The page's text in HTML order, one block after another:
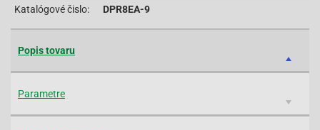
Katalógové čislo: DPR8EA-9
Popis tovaru
Parametre